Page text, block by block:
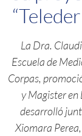
La Dra.
Escuela de
Corpas,
y Magister en
desarrolló
Xiomara